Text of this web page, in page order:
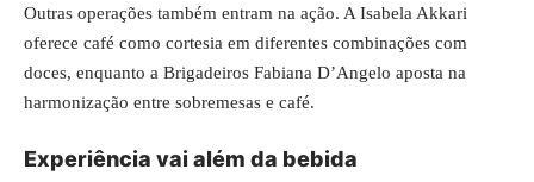
Outras operações também entram na ação. A Isabela Akkari
oferece café como cortesia em diferentes combinações com
doces, enquanto a Brigadeiros Fabiana D’Angelo aposta na
harmonização entre sobremesas e café.
Experiência vai além da bebida